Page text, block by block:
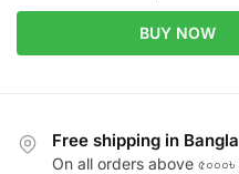
BUY NOW
Free shipping in
On all orders above ৫০০০৳